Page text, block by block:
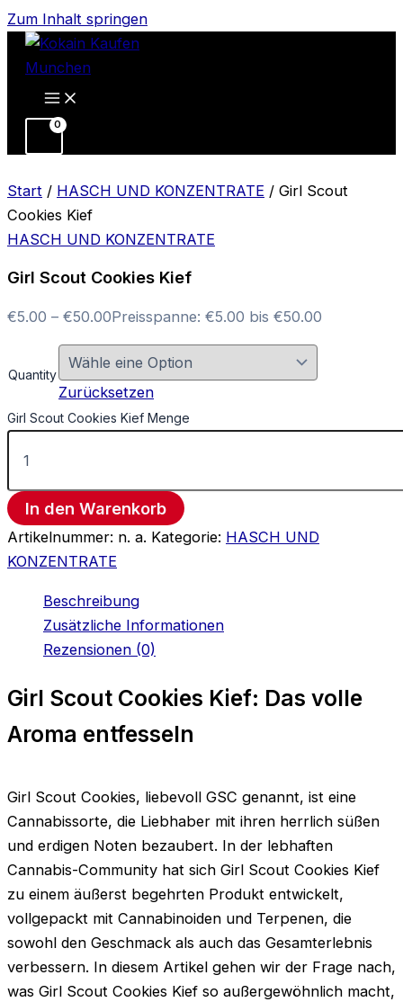
Zum Inhalt springen
Start / HASCH UND KONZENTRATE / Girl Scout
Cookies Kief
HASCH UND KONZENTRATE
Girl Scout Cookies Kief
€5.00 – €50.00Preisspanne: €5.00 bis €50.00
Quantity
Zurücksetzen
Girl Scout Cookies Kief Menge
In den Warenkorb
Artikelnummer: n. a. Kategorie: HASCH UND
KONZENTRATE
Beschreibung
Zusätzliche Informationen
Rezensionen (0)
Girl Scout Cookies Kief: Das volle
Aroma entfesseln
Girl Scout Cookies, liebevoll GSC genannt, ist eine
Cannabissorte, die Liebhaber mit ihren herrlich süßen
und erdigen Noten bezaubert. In der lebhaften
Cannabis-Community hat sich Girl Scout Cookies Kief
zu einem äußerst begehrten Produkt entwickelt,
vollgepackt mit Cannabinoiden und Terpenen, die
sowohl den Geschmack als auch das Gesamterlebnis
verbessern. In diesem Artikel gehen wir der Frage nach,
was Girl Scout Cookies Kief so außergewöhnlich macht,